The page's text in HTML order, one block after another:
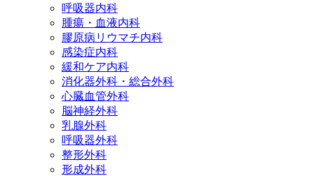
呼吸器内科
腫瘍・血液内科
膠原病リウマチ内科
感染症内科
緩和ケア内科
消化器外科・総合外科
心臓血管外科
脳神経外科
乳腺外科
呼吸器外科
整形外科
形成外科